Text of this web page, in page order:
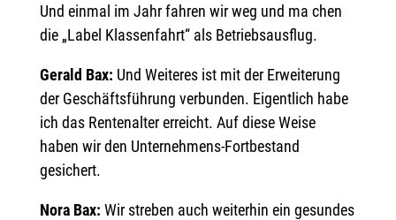
Und einmal im Jahr fahren wir weg und ma chen
die „Label Klassenfahrt“ als Betriebsausflug.
Gerald Bax: Und Weiteres ist mit der Erweiterung
der Geschäftsführung verbunden. Eigentlich habe
ich das Rentenalter erreicht. Auf diese Weise
haben wir den Unternehmens-Fortbestand
gesichert.
Nora Bax: Wir streben auch weiterhin ein gesundes